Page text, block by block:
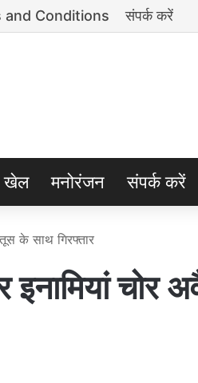
and Conditions संपर्क करें
खेल मनोरंजन संपर्क करें
के साथ गिरफ्तार
चोर